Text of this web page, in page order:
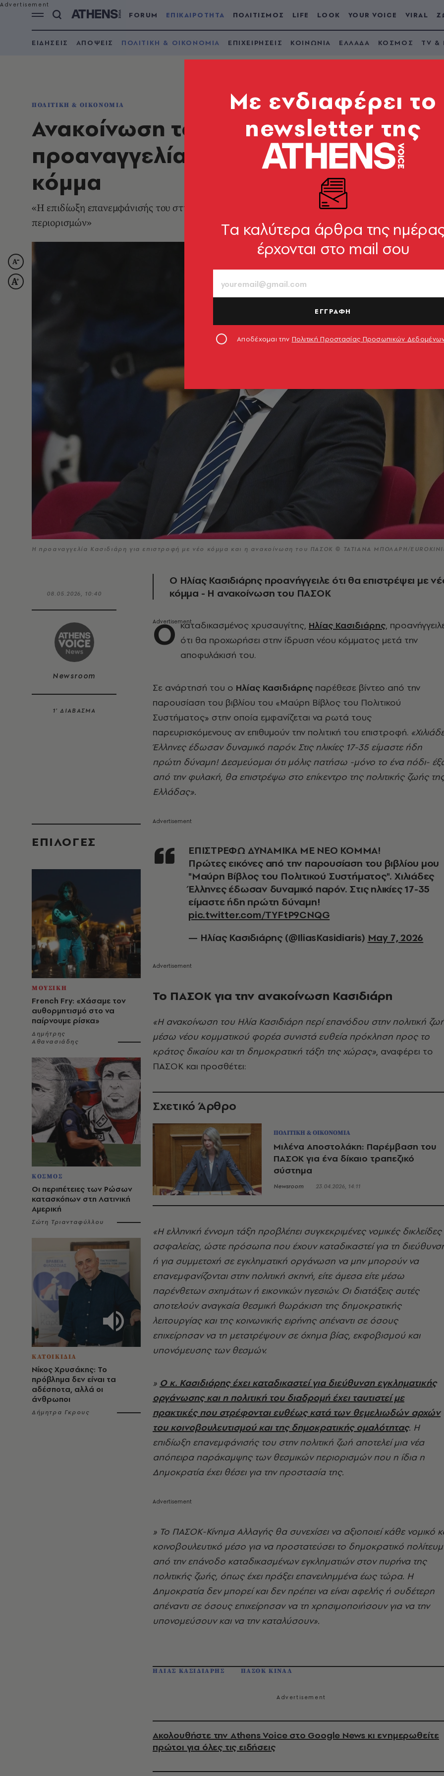
FORUM ΕΠΙΚΑΙΡΟΤΗΤΑ ΠΟΛΙΤΙΣΜΟΣ LIFE LOOK YOUR VOICE VIRAL
ΕΙΔΗΣΕΙΣ ΑΠΟΨΕΙΣ ΠΟΛΙΤΙΚΗ & ΟΙΚΟΝΟΜΙΑ ΕΠΙΧΕΙΡΗΣΕΙΣ ΚΟΙΝΩΝΙΑ ΕΛΛΑΔΑ ΚΟΣΜΟΣ TV &
ΠΟΛΙΤΙΚΗ & ΟΙΚΟΝΟΜΙΑ
Ανακοίνωση του ΠΑΣΟΚ για την
προαναγγελία Κασιδιάρη ότι θα
κόμμα
«Η επιδίωξη επανεμφάνισής του στην πολιτική ζωή αποτελεί μια νέα απόπειρα παράκαμψης
περιορισμών»
Η προαναγγελία Κασιδιάρη για επιστροφή με νέο κόμμα και η ανακοίνωση του ΠΑΣΟΚ © ΤΑΤΙΑΝΑ ΜΠΟΛΑΡΗ/
08.05.2026, 10:40
Newsroom
1’ ΔΙΑΒΑΣΜΑ
EΠΙΛΟΓΈΣ
ΜΟΥΣΙΚΗ
French Fry: «Χάσαμε τον
αυθορμητισμό στο να
παίρνουμε ρίσκα»
Δημήτρης
Αθανασιάδης
ΚΟΣΜΟΣ
Οι περιπέτειες των Ρώσων
κατασκόπων στη Λατινική
Αμερική
Σώτη Τριανταφύλλου
ΚΑΤΟΙΚΙΔΙΑ
Νίκος Χρυσάκης: Το
πρόβλημα δεν είναι τα
αδέσποτα, αλλά οι
άνθρωποι
Δήμητρα Γκρους
Ο Ηλίας Κασιδιάρης προανήγγειλε ότι θα επιστρέψει με
κόμμα - Η ανακοίνωση του ΠΑΣΟΚ
Ο καταδικασμένος χρυσαυγίτης, Ηλίας Κασιδιάρης,
ότι θα προχωρήσει στην ίδρυση νέου κόμματος μετά την
αποφυλάκισή του.
Σε ανάρτησή του ο Ηλίας Κασιδιάρης παρέθεσε βίντεο από την
παρουσίαση του βιβλίου του «Μαύρη Βίβλος του Πολιτικού
Συστήματος» στην οποία εμφανίζεται να ρωτά τους
παρευρισκόμενους αν επιθυμούν την πολιτική του επιστροφή.
Έλληνες έδωσαν δυναμικό παρόν. Στις ηλικίες 17-35 είμαστε ήδη
πρώτη δύναμη! Δεσμεύομαι ότι μόλις πατήσω -μόνο το ένα πόδι-
από την φυλακή, θα επιστρέψω στο επίκεντρο της πολιτικής ζωής
Ελλάδας».
ΕΠΙΣΤΡΕΦΩ ΔΥΝΑΜΙΚΑ ΜΕ ΝΕΟ ΚΟΜΜΑ!
Πρώτες εικόνες από την παρουσίαση του βιβλίου μου
"Μαύρη Βίβλος του Πολιτικού Συστήματος". Χιλιάδες
Έλληνες έδωσαν δυναμικό παρόν. Στις ηλικίες 17-35
είμαστε ήδη πρώτη δύναμη!
pic.twitter.com/TYFtP9CNQG
— Ηλίας Κασιδιάρης (@IliasKasidiaris) May 7, 2026
Το ΠΑΣΟΚ για την ανακοίνωση Κασιδιάρη
«Η ανακοίνωση του Ηλία Κασιδιάρη περί επανόδου στην πολιτική
μέσω νέου κομματικού φορέα συνιστά ευθεία πρόκληση προς το
κράτος δικαίου και τη δημοκρατική τάξη της χώρας», αναφέρει το
ΠΑΣΟΚ και προσθέτει:
Σχετικό Άρθρο
ΠΟΛΙΤΙΚΗ & ΟΙΚΟΝΟΜΙΑ
Μιλένα Αποστολάκη: Παρέμβαση του
ΠΑΣΟΚ για ένα δίκαιο τραπεζικό
σύστημα
Newsroom 23.04.2026, 14:11
«Η ελληνική έννομη τάξη προβλέπει συγκεκριμένες νομικές δικλείδες
ασφαλείας, ώστε πρόσωπα που έχουν καταδικαστεί για τη
ή για συμμετοχή σε εγκληματική οργάνωση να μην μπορούν να
επανεμφανίζονται στην πολιτική σκηνή, είτε άμεσα είτε μέσω
παρένθετων σχημάτων ή εικονικών ηγεσιών. Οι διατάξεις αυτές
αποτελούν αναγκαία θεσμική θωράκιση της δημοκρατικής
λειτουργίας και της κοινωνικής ειρήνης απέναντι σε όσους
επιχείρησαν να τη μετατρέψουν σε όχημα βίας, εκφοβισμού και
υπονόμευσης των θεσμών.
» Ο κ. Κασιδιάρης έχει καταδικαστεί για διεύθυνση εγκληματικής
οργάνωσης και η πολιτική του διαδρομή έχει ταυτιστεί με
πρακτικές που στρέφονται ευθέως κατά των θεμελιωδών αρχών
του κοινοβουλευτισμού και της δημοκρατικής ομαλότητας. Η
επιδίωξη επανεμφάνισής του στην πολιτική ζωή αποτελεί μια νέα
απόπειρα παράκαμψης των θεσμικών περιορισμών που η ίδια η
Δημοκρατία έχει θέσει για την προστασία της.
» Το ΠΑΣΟΚ-Κίνημα Αλλαγής θα συνεχίσει να αξιοποιεί κάθε νομικό
κοινοβουλευτικό μέσο για να προστατεύσει το δημοκρατικό
από την επάνοδο καταδικασμένων εγκληματιών στον πυρήνα της
πολιτικής ζωής, όπως έχει πράξει επανειλημμένα έως τώρα. Η
Δημοκρατία δεν μπορεί και δεν πρέπει να είναι αφελής ή ουδέτερη
απέναντι σε όσους επιχείρησαν να τη χρησιμοποιήσουν για να την
υπονομεύσουν και να την καταλύσουν».
ΗΛΙΑΣ ΚΑΣΙΔΙΑΡΗΣ ΠΑΣΟΚ ΚΙΝΑΛ
Ακολουθήστε την Athens Voice στο Google News κι ενημερωθείτε
πρώτοι για όλες τις ειδήσεις
Mε ενδιαφέρει το
newsletter της
Tα καλύτερα άρθρα της
έρχονται στο mail σου
ΕΓΓΡΑΦΗ
Αποδέχομαι την Πολιτική Προστασίας Προσωπικών